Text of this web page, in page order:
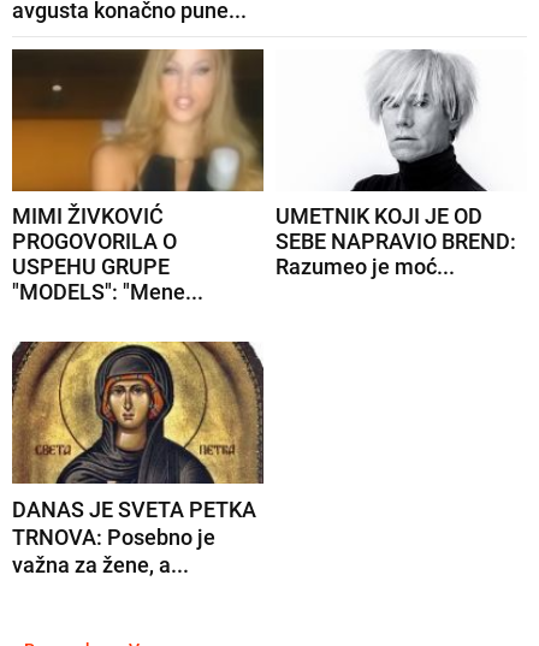
avgusta konačno pune...
MIMI ŽIVKOVIĆ
PROGOVORILA O
USPEHU GRUPE
"MODELS": "Mene...
UMETNIK KOJI JE OD
SEBE NAPRAVIO BREND:
Razumeo je moć...
DANAS JE SVETA PETKA
TRNOVA: Posebno je
važna za žene, a...